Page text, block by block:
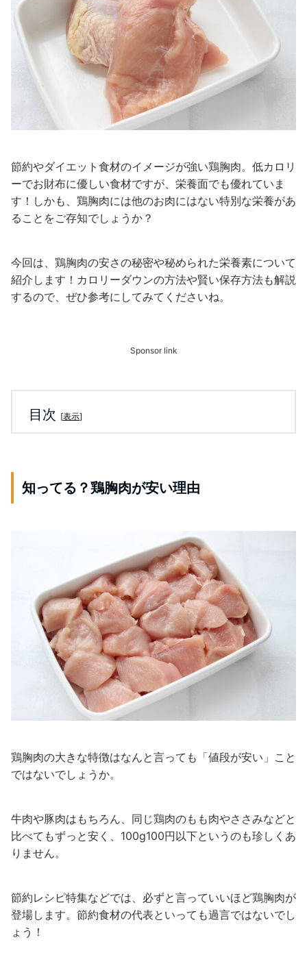
節約やダイエット食材のイメージが強い鶏胸肉。低カロリ
ーでお財布に優しい食材ですが、栄養面でも優れていま
す！しかも、鶏胸肉には他のお肉にはない特別な栄養があ
ることをご存知でしょうか？
今回は、鶏胸肉の安さの秘密や秘められた栄養素について
紹介します！カロリーダウンの方法や賢い保存方法も解説
するので、ぜひ参考にしてみてくださいね。
Sponsor link
目次 [表示]
知ってる？鶏胸肉が安い理由
鶏胸肉の大きな特徴はなんと言っても「値段が安い」こと
ではないでしょうか。
牛肉や豚肉はもちろん、同じ鶏肉のもも肉やささみなどと
比べてもずっと安く、100g100円以下というのも珍しくあ
りません。
節約レシピ特集などでは、必ずと言っていいほど鶏胸肉が
登場します。節約食材の代表といっても過言ではないでし
ょう！